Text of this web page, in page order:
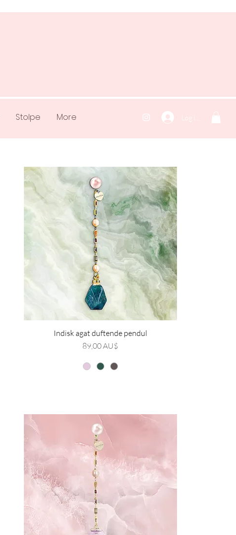
Stolpe More Log ind
Indisk agat duftende pendul
Pris
89,00 AU$